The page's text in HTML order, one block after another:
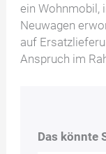
ein Wohnmobil,
Neuwagen
auf
Anspruch im
Das könnte